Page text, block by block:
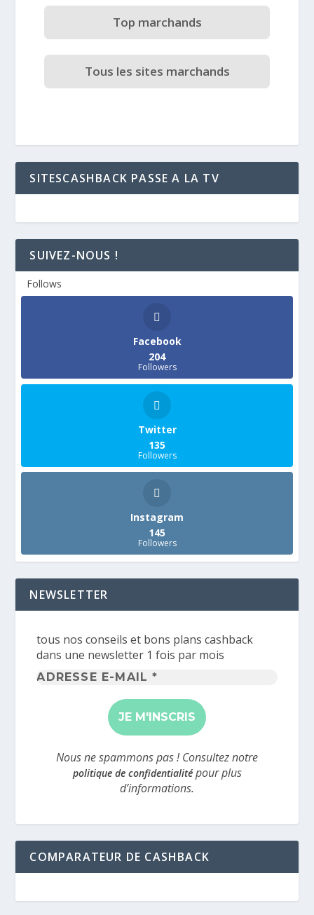
Top marchands
Tous les sites marchands
SITESCASHBACK PASSE A LA TV
SUIVEZ-NOUS !
Follows
Facebook
204
Followers
Twitter
135
Followers
Instagram
145
Followers
NEWSLETTER
tous nos conseils et bons plans cashback
dans une newsletter 1 fois par mois
Adresse
mail
*
Nous ne spammons pas ! Consultez notre
politique de confidentialitépour plus
d’informations.
COMPARATEUR DE CASHBACK